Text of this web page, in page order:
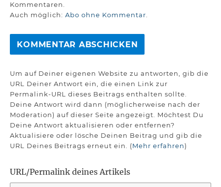
Kommentaren.
Auch möglich:Abo ohne Kommentar
Um auf Deiner eigenen Website zu antworten, gib die
URL Deiner Antwort ein, die einen Link zur
Permalink-URL dieses Beitrags enthalten sollte.
Deine Antwort wird dann (möglicherweise nach der
Moderation) auf dieser Seite angezeigt. Möchtest Du
Deine Antwort aktualisieren oder entfernen?
Aktualisiere oder lösche Deinen Beitrag und gib die
URL Deines Beitrags erneut ein. (Mehr erfahren)
URL/Permalink deines Artikels